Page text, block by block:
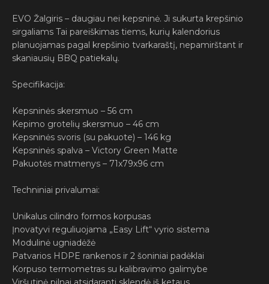
EVO Žalgiris – daugiau nei kepsninė. Ji sukurta krepšinio
sirgaliams Tai pareiškimas tiems, kurių kalendorius
planuojamas pagal krepšinio tvarkaraštį, nepamirštant ir
skaniausių BBQ patiekalų.
Specifikacija:
Kepsninės skersmuo – 56 cm
Kepimo grotelių skersmuo – 46 cm
Kepsninės svoris (su pakuote) – 146 kg
Kepsninės spalva – Victory Green Matte
Pakuotės matmenys – 71x79x96 cm
Techniniai privalumai:
Unikalus cilindro formos korpusas
Įnovatyvi reguliuojama „Easy Lift“ vyrio sistema
Modulinė ugniadėžė
Patvarios HDPE rankenos ir 2 šoniniai padėklai
Korpuso termometras su kalibravimo galimybe